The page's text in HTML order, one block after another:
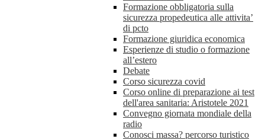
Formazione obbligatoria sulla
sicurezza propedeutica alle attivita’
di pcto
Formazione giuridica economica
Esperienze di studio o formazione
all’estero
Debate
Corso sicurezza covid
Corso online di preparazione ai test
dell'area sanitaria: Aristotele 2021
Convegno giornata mondiale della
radio
Conosci massa? percorso turistico